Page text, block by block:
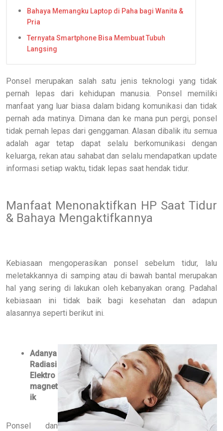
Bahaya Memangku Laptop di Paha bagi Wanita &
Pria
Ternyata Smartphone Bisa Membuat Tubuh
Langsing
Ponsel merupakan salah satu jenis teknologi yang tidak
pernah lepas dari kehidupan manusia. Ponsel memiliki
manfaat yang luar biasa dalam bidang komunikasi dan tidak
pernah ada matinya. Dimana dan ke mana pun pergi, ponsel
tidak pernah lepas dari genggaman. Alasan dibalik itu semua
adalah agar tetap dapat selalu berkomunikasi dengan
keluarga, rekan atau sahabat dan selalu mendapatkan update
informasi setiap waktu, tidak lepas saat hendak tidur.
Manfaat Menonaktifkan HP Saat Tidur
& Bahaya Mengaktifkannya
Kebiasaan mengoperasikan ponsel sebelum tidur, lalu
meletakkannya di samping atau di bawah bantal merupakan
hal yang sering di lakukan oleh kebanyakan orang. Padahal
kebiasaan ini tidak baik bagi kesehatan dan adapun
alasannya seperti berikut ini.
Adanya
Radiasi
Elektro
magnet
ik
Ponsel dan